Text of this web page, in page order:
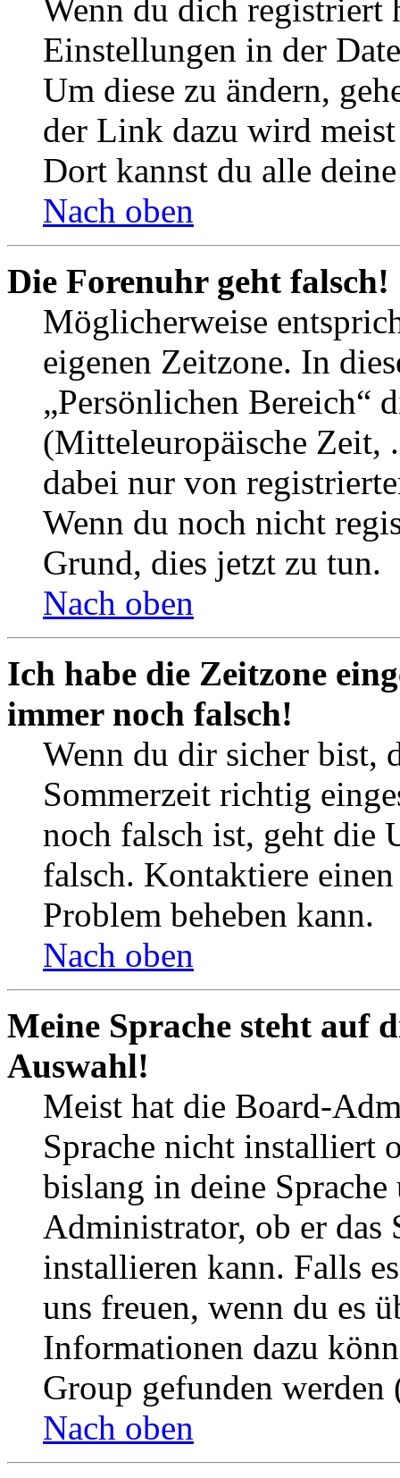
Wenn du dich registriert
Einstellungen in der
Um diese zu ändern,
der Link dazu wird
Dort kannst du alle
Nach oben
Die Forenuhr geht falsch!
Möglicherweise
eigenen Zeitzone. In
„Persönlichen Bereich“
(Mitteleuropäische Zeit,
dabei nur von
Wenn du noch nicht
Grund, dies jetzt zu tun.
Nach oben
Ich habe die Zeitzone
immer noch falsch!
Wenn du dir sicher bist,
Sommerzeit richtig
noch falsch ist, geht die
falsch. Kontaktiere
Problem beheben kann.
Nach oben
Meine Sprache steht auf
Auswahl!
Meist hat die Board-
Sprache nicht installiert
bislang in deine
Administrator, ob er das
installieren kann. Falls
uns freuen, wenn du es
Informationen dazu
Group gefunden
Nach oben